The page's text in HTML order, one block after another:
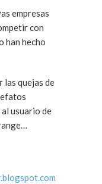
empresas
con
han hecho
las quejas de
usuario de